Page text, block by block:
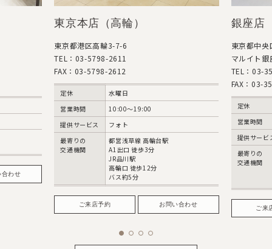
せ
東京本店（高輪）
東京都港区高輪3-7-6
TEL：03-5798-2611
FAX：03-5798-2612
定休
水曜日
営業時間
10:00〜19:00
提供サービス
フォト
最寄りの
交通機関
都営浅草線 高輪台駅
A1出口 徒歩3分
JR品川駅
高輪口 徒歩12分
バス約5分
ご来店予約 お問い合わせ
銀座店
東京都中央
マルイト銀
TEL：03-
FAX：03-
定休
営業時間
提供サービス
最寄りの
交通機関
ご来店